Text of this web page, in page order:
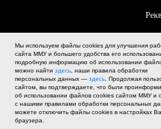
Мы используем файлы cookies для улучшения
сайта ММУ и большего удобства его
подробную информацию об использовании
можно найти здесь , наши правила обработки
персональных данных — здесь . Продолжая
сайтом, вы подтверждаете, что были
об использовании файлов cookies сайтом ММУ и
с нашими правилами обработки персональных
можете отключить файлы cookies в настройках
браузера.